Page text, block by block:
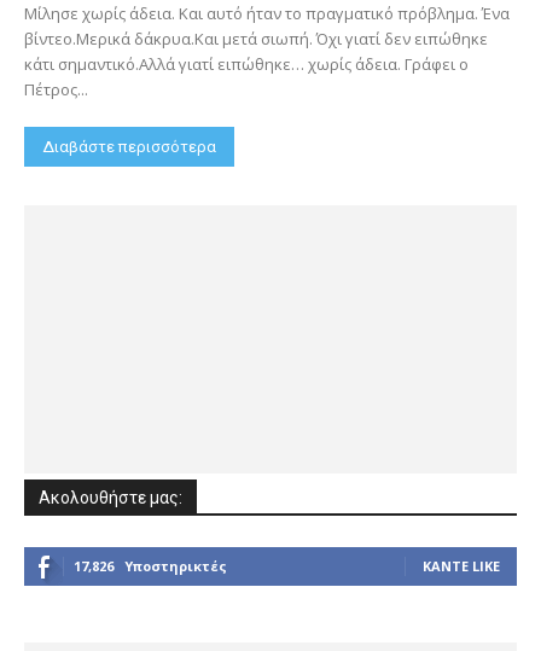
Μίλησε χωρίς άδεια. Και αυτό ήταν το πραγματικό πρόβλημα. Ένα
βίντεο.Μερικά δάκρυα.Και μετά σιωπή. Όχι γιατί δεν ειπώθηκε
κάτι σημαντικό.Αλλά γιατί ειπώθηκε… χωρίς άδεια. Γράφει ο
Πέτρος...
Διαβάστε περισσότερα
Ακολουθήστε μας:
17,826 Υποστηρικτές ΚΆΝΤΕ LIKE